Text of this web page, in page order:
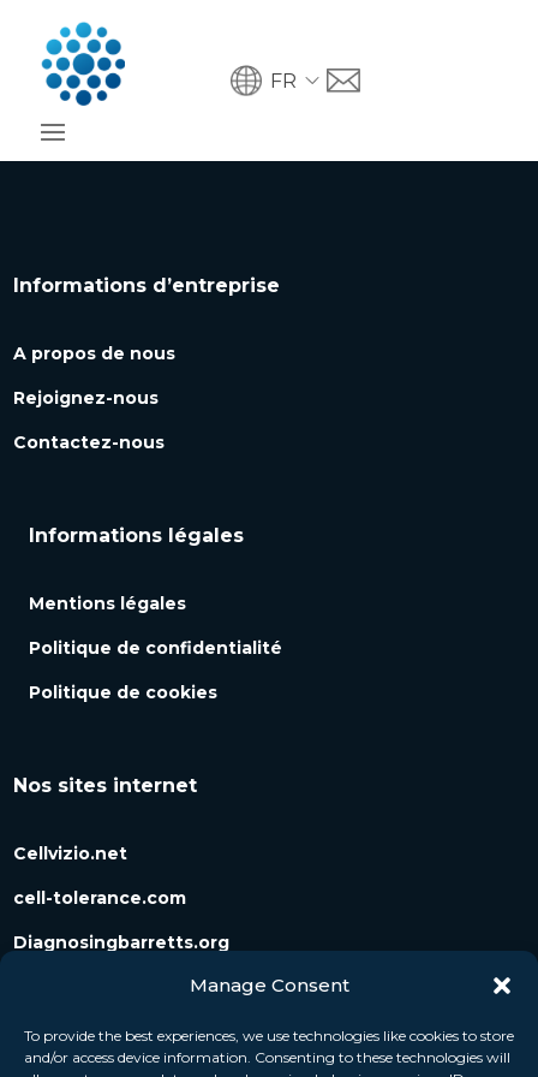
Manage Consent
To provide the best experiences, we use technologies like cookies to store
and/or access device information. Consenting to these technologies will
FR
Informations d’entreprise
A propos de nous
Rejoignez-nous
Contactez-nous
Informations légales
Mentions légales
Politique de confidentialité
Politique de cookies
Nos sites internet
Cellvizio.net
cell-tolerance.com
Diagnosingbarretts.org
Diagnosingpancreaticcysts.org
Suivez-nous